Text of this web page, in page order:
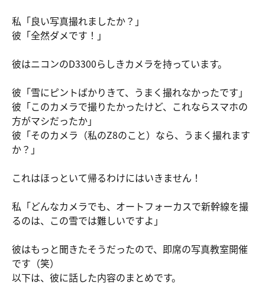
私「良い写真撮れましたか？」
彼「全然ダメです！」
彼はニコンのD3300らしきカメラを持っています。
彼「雪にピントばかりきて、うまく撮れなかったです」
彼「このカメラで撮りたかったけど、これならスマホの
方がマシだったか」
彼「そのカメラ（私のZ8のこと）なら、うまく撮れます
か？」
これはほっといて帰るわけにはいきません！
私「どんなカメラでも、オートフォーカスで新幹線を撮
るのは、この雪では難しいですよ」
彼はもっと聞きたそうだったので、即席の写真教室開催
です（笑）
以下は、彼に話した内容のまとめです。